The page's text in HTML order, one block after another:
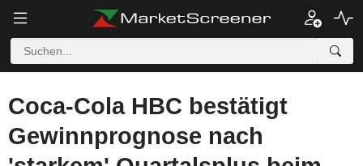
Coca-Cola HBC bestätigt
Gewinnprognose nach